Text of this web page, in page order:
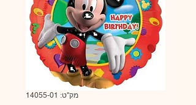
מק"ט: 14055-01